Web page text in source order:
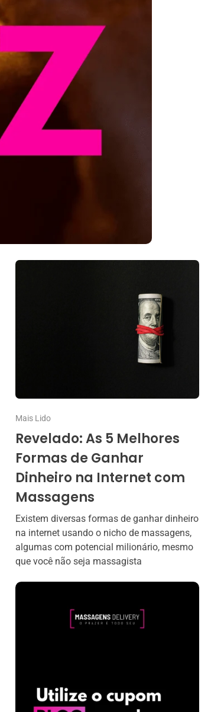
Mais Lido
Revelado: As 5 Melhores
Formas de Ganhar
Dinheiro na Internet com
Massagens
Existem diversas formas de ganhar dinheiro
na internet usando o nicho de massagens,
algumas com potencial milionário, mesmo
que você não seja massagista